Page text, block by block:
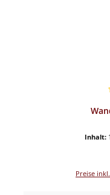
Inhalt:
Preise